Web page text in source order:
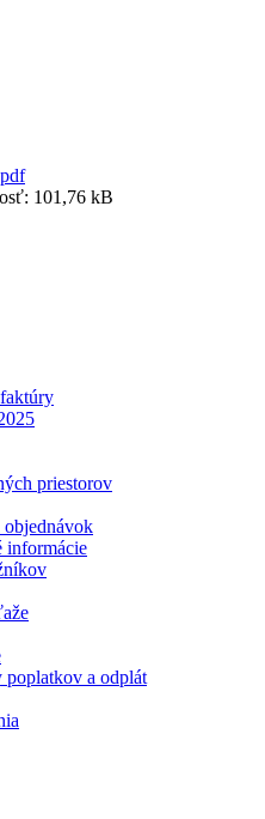
101,76 kB
priestorov
informácie
poplatkov a odplát